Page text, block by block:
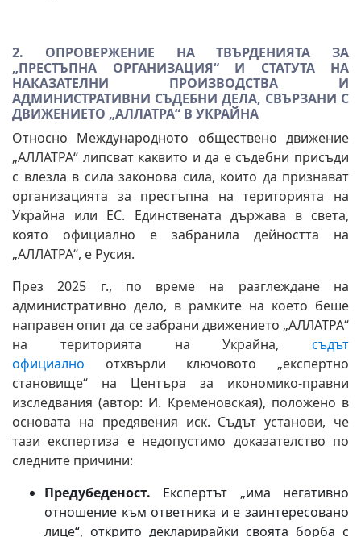
2. ОПРОВЕРЖЕНИЕ НА ТВЪРДЕНИЯТА ЗА
„ПРЕСТЪПНА ОРГАНИЗАЦИЯ“ И СТАТУТА НА
НАКАЗАТЕЛНИ ПРОИЗВОДСТВА И
АДМИНИСТРАТИВНИ СЪДЕБНИ ДЕЛА, СВЪРЗАНИ С
ДВИЖЕНИЕТО „АЛЛАТРА“ В УКРАЙНА
Относно Международното обществено движение
„АЛЛАТРА“ липсват каквито и да е съдебни присъди
с влезла в сила законова сила, които да признават
организацията за престъпна на територията на
Украйна или ЕС. Единствената държава в света,
която официално е забранила дейността на
„АЛЛАТРА“, е Русия.
През 2025 г., по време на разглеждане на
административно дело, в рамките на което беше
направен опит да се забрани движението „АЛЛАТРА“
на територията на Украйна, съдът
официално отхвърли ключовото „експертно
становище“ на Центъра за икономико-правни
изследвания (автор: И. Кременовская), положено в
основата на предявения иск. Съдът установи, че
тази експертиза е недопустимо доказателство по
следните причини:
Предубеденост. Експертът „има негативно
отношение към ответника и е заинтересовано
лице“, открито декларирайки своята борба с